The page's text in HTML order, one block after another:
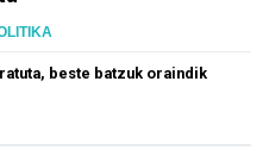
beste batzuk oraindik